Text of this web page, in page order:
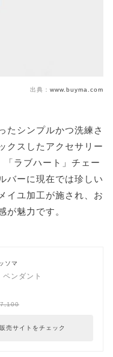
出典： www.buyma.com
たシンプルかつ洗練さ
クスしたアクセサリー
ラブハート」チェー
バーに現在では珍しい
イユ加工が施され、お
が魅力です。
ソマ
ンダント
販売サイトをチェック